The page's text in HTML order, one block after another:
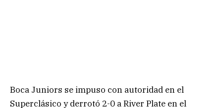
Boca Juniors se impuso con autoridad en el
Superclásico y derrotó 2-0 a River Plate en el